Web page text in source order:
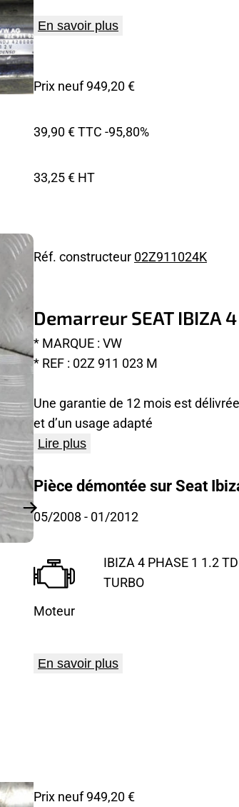
En savoir plus
Prix neuf 949,20 €
39,90 € TTC -95,80%
33,25 € HT
Réf. constructeur 02Z911024K
Demarreur SEAT IBIZA 4
* MARQUE : VW
* REF : 02Z 911 023 M
Une garantie de 12 mois est
et d’un usage adapté
Lire plus
Pièce démontée sur Seat
05/2008 - 01/2012
Moteur
IBIZA 4 PHASE 1 1.2
TURBO
En savoir plus
Prix neuf 949,20 €